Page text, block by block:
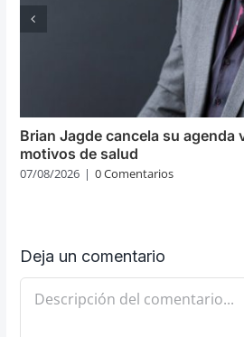
Brian Jagde cancela su agenda
motivos de salud
07/08/2026 | 0 Comentarios
Deja un comentario
Comentario